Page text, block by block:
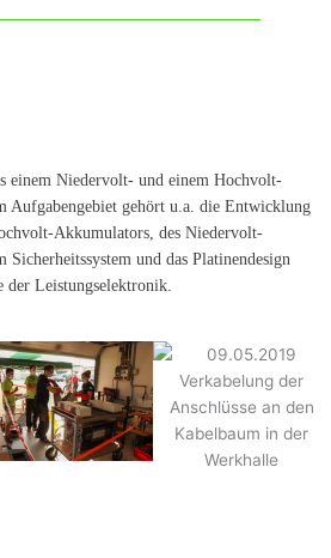
einem Niedervolt- und einem Hochvolt-
Aufgabengebiet gehört u.a. die Entwicklung
Akkumulators, des Niedervolt-
Sicherheitssystem und das Platinendesign
der Leistungselektronik.